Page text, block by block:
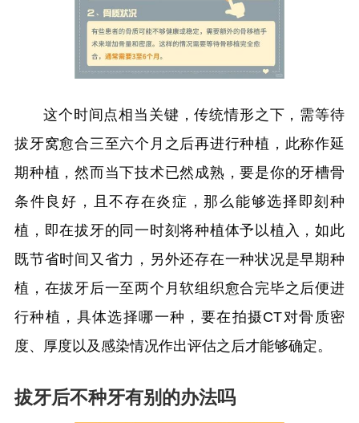
这个时间点相当关键，传统情形之下，需等待
拔牙窝愈合三至六个月之后再进行种植，此称作延
期种植，然而当下技术已然成熟，要是你的牙槽骨
条件良好，且不存在炎症，那么能够选择即刻种
植，即在拔牙的同一时刻将种植体予以植入，如此
既节省时间又省力，另外还存在一种状况是早期种
植，在拔牙后一至两个月软组织愈合完毕之后便进
行种植，具体选择哪一种，要在拍摄CT对骨质密
度、厚度以及感染情况作出评估之后才能够确定。
拔牙后不种牙有别的办法吗